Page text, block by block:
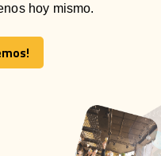
hoy mismo.